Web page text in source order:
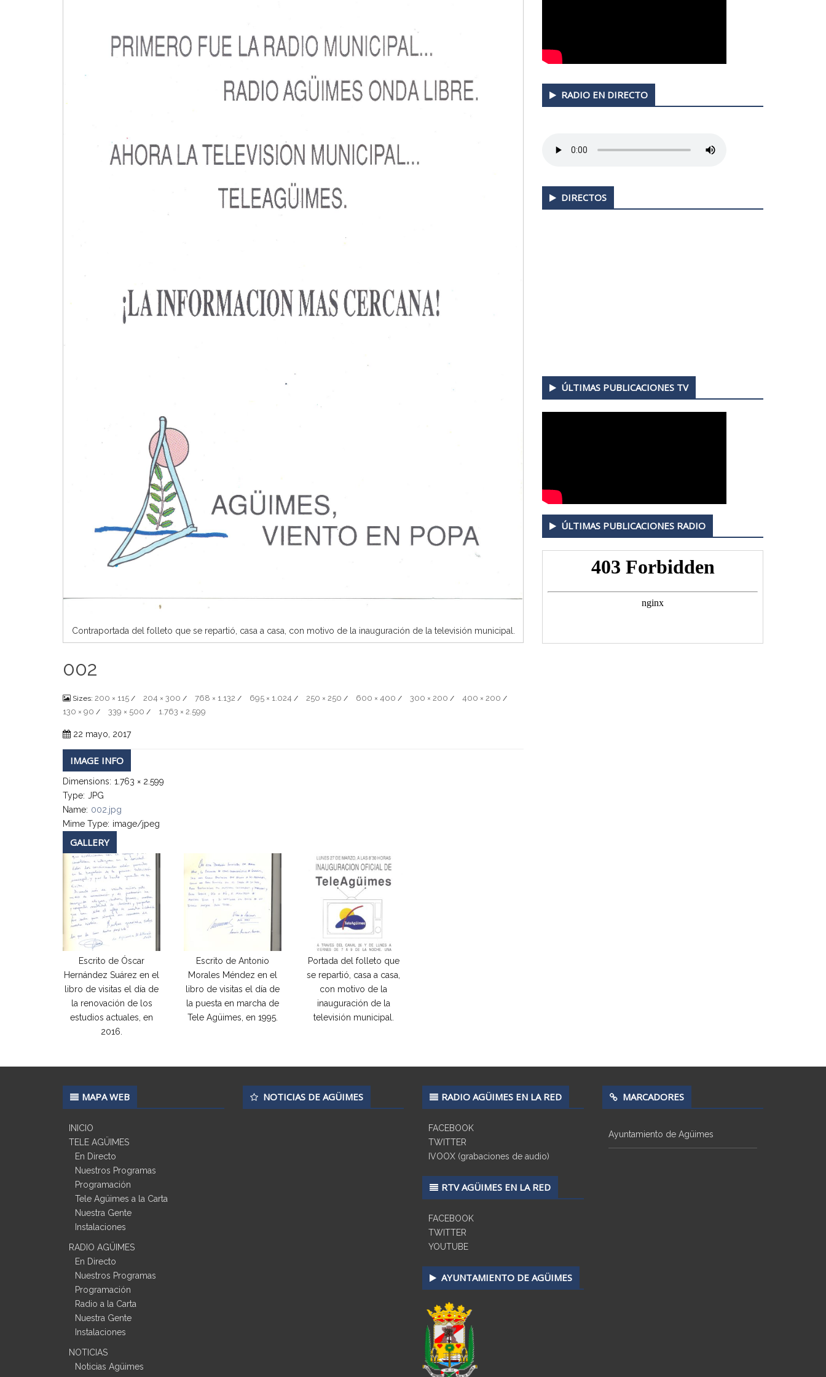
Contraportada del folleto que se repartió, casa a casa, con motivo de la inauguración de la televisión municipal.
002
Sizes: 200 × 115 / 204 × 300 / 768 × 1.132 / 695 × 1.024 / 250 × 250 / 600 × 400 / 300 × 200 / 400 × 200 /
130 × 90 / 339 × 500 / 1.763 × 2.599
22 mayo, 2017
IMAGE INFO
Dimensions: 1.763 × 2.599
Type: JPG
Name: 002.jpg
Mime Type: image/jpeg
GALLERY
Escrito de Óscar
Hernández Suárez en el
libro de visitas el día de
la renovación de los
estudios actuales, en
2016.
Escrito de Antonio
Morales Méndez en el
libro de visitas el día de
la puesta en marcha de
Tele Agüimes, en 1995.
Portada del folleto que
se repartió, casa a casa,
con motivo de la
inauguración de la
televisión municipal.
RADIO EN DIRECTO
DIRECTOS
ÚLTIMAS PUBLICACIONES TV
ÚLTIMAS PUBLICACIONES RADIO
MAPA WEB
INICIO
TELE AGÜIMES
En Directo
Nuestros Programas
Programación
Tele Agüimes a la Carta
Nuestra Gente
Instalaciones
RADIO AGÜIMES
En Directo
Nuestros Programas
Programación
Radio a la Carta
Nuestra Gente
Instalaciones
NOTICIAS
Noticias Agüimes
NOTICIAS DE AGÜIMES RADIO AGÜIMES EN LA RED
FACEBOOK
TWITTER
IVOOX (grabaciones de audio)
RTV AGÜIMES EN LA RED
FACEBOOK
TWITTER
YOUTUBE
AYUNTAMIENTO DE AGÜIMES
MARCADORES
Ayuntamiento de Agüimes